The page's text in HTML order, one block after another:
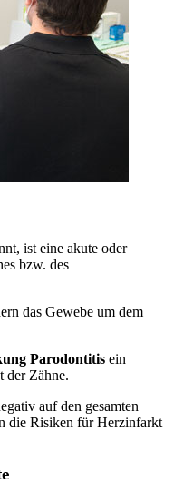
ist eine akute oder
bzw. des
das Gewebe um dem
Parodontitis ein
der Zähne.
auf den gesamten
die Risiken für Herzinfarkt